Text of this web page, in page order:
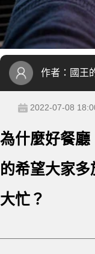
作者： 國王
2022-07-08
為什麼好餐廳
的希望大家
大忙？